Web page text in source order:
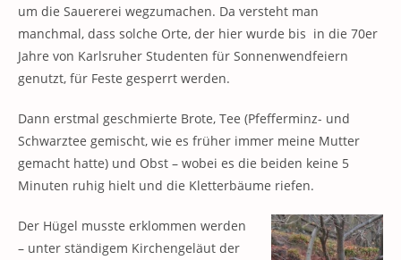
um die Sauererei wegzumachen. Da versteht man
manchmal, dass solche Orte, der hier wurde bis in die 70er
Jahre von Karlsruher Studenten für Sonnenwendfeiern
genutzt, für Feste gesperrt werden.
Dann erstmal geschmierte Brote, Tee (Pfefferminz- und
Schwarztee gemischt, wie es früher immer meine Mutter
gemacht hatte) und Obst – wobei es die beiden keine 5
Minuten ruhig hielt und die Kletterbäume riefen.
Der Hügel musste erklommen werden
– unter ständigem Kirchengeläut der